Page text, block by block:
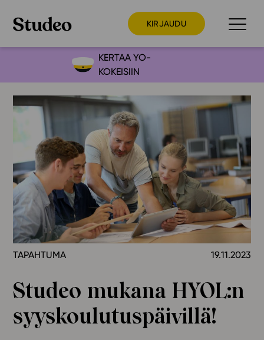
KIRJAUDU
Preppaaja
Opettaja
Opiskelija
Huoltaja
Kokeilutarjous
Ainstain
Alakoulu
Yläkoulu
Lukio
Ominaisuudet
Tapahtumakalenteri
Webinaari­tallenteet
Yhteisö
KERTAA YO-
KOKEISIIN
TAPAHTUMA 19.11.2023
Studeo mukana HYOL:n
syyskoulutuspäivillä!